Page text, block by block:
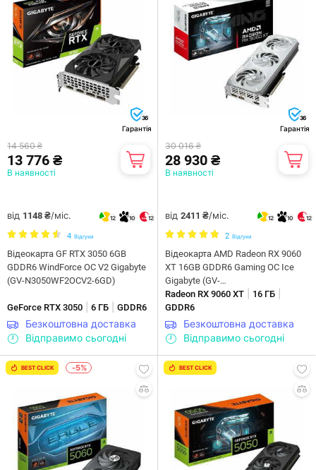
36
Гарантія
14 560 ₴
13 776 ₴
В наявності
від 1148 ₴/міс. 12 10 12
4 Відгуки
Відеокарта GF RTX 3050 6GB
GDDR6 WindForce OC V2 Gigabyte
(GV-N3050WF2OCV2-6GD)
GeForce RTX 3050 6 ГБ GDDR6
Безкоштовна доставка
Відправимо сьогодні
36
Гарантія
30 016 ₴
28 930 ₴
В наявності
від 2411 ₴/міс. 12 10 12
2 Відгуки
Відеокарта AMD Radeon RX 9060
XT 16GB GDDR6 Gaming OC Ice
Gigabyte (GV-
R906XGAMINGOCICE-16GD)
Radeon RX 9060 XT 16 ГБ
GDDR6
Безкоштовна доставка
Відправимо сьогодні
BEST CLICK -5% BEST CLICK